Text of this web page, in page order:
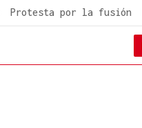
Protesta por la fusión